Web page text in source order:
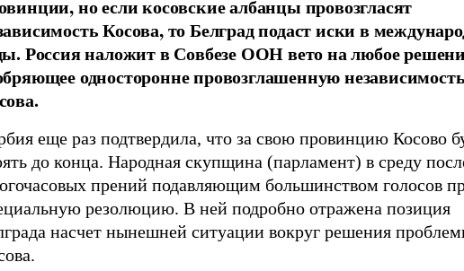
но если косовские албанцы провозгласят
Косова, то Белград подаст иски в
Россия наложит в Совбезе ООН вето на любое
односторонне провозглашенную независимость
еще раз подтвердила, что за свою провинцию Косово
до конца. Народная скупщина (парламент) в среду
прений подавляющим большинством голосов
резолюцию. В ней подробно отражена позиция
насчет нынешней ситуации вокруг решения